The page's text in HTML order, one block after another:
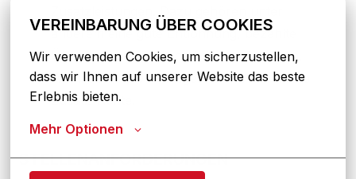
VEREINBARUNG ÜBER COOKIES
Wir verwenden Cookies, um sicherzustellen,
dass wir Ihnen auf unserer Website das beste
Erlebnis bieten.
Mehr Optionen
Zusatzleistungen. Dazu gehören unter
anderem eine gute Entlohnung, bezahlte
Überstunden, jährliche Lohnerhöhungen,
Weihnachts-, Urlaubsgeld und VL und eine
Zusatz-Rente.
STELLENANFORDERUNGEN